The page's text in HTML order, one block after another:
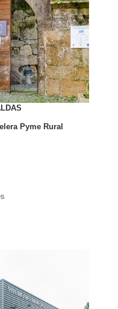
Pyme Rural